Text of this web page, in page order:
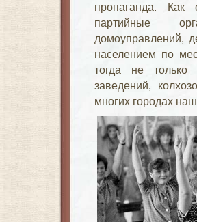
пропаганда.
партийные
домоуправлений,
населением по
тогда не только
заведений,
многих городах